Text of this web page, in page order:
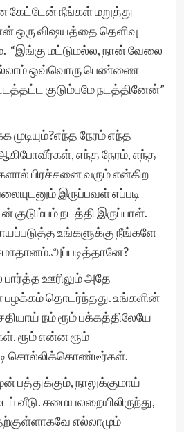
கேட்டேன் நீங்கள் மறுத்து
ஒரு விஷயத்தை தெளிவு
“இங்கு மட்டுமல்ல, நான் வேலை
ஒவ்வொரு பெண்ணை
குடும்பமே நடத்தினேன்”
முடியும்?எந்த நேரம் எந்த
எந்த நேரம், எந்த
பிரச்சனை வரும் என்கிற
இருப்பவள் எப்படி
நடத்தி இருப்பாள்.
உங்களுக்கு நீங்களே
பார்த்த ஊரிலும் அதே
பழக்கம் தொடர்ந்தது. உங்களின்
நம் ரூம் பக்கத்திலேயே
ரூம் என்ன ரூம்
சொல்லிக்கொண்டீர்கள்.
பத்துக்கும், நாலுக்குமாய்
வீடு. சமையலறையிலிருந்து,
எல்லாமும்